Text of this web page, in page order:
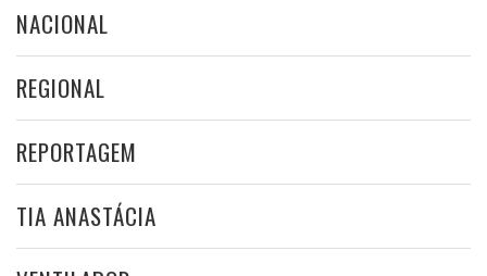
NACIONAL
REGIONAL
REPORTAGEM
TIA ANASTÁCIA